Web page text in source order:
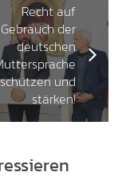
Recht auf
Gebrauch der
deutschen
schützen und
stärken!